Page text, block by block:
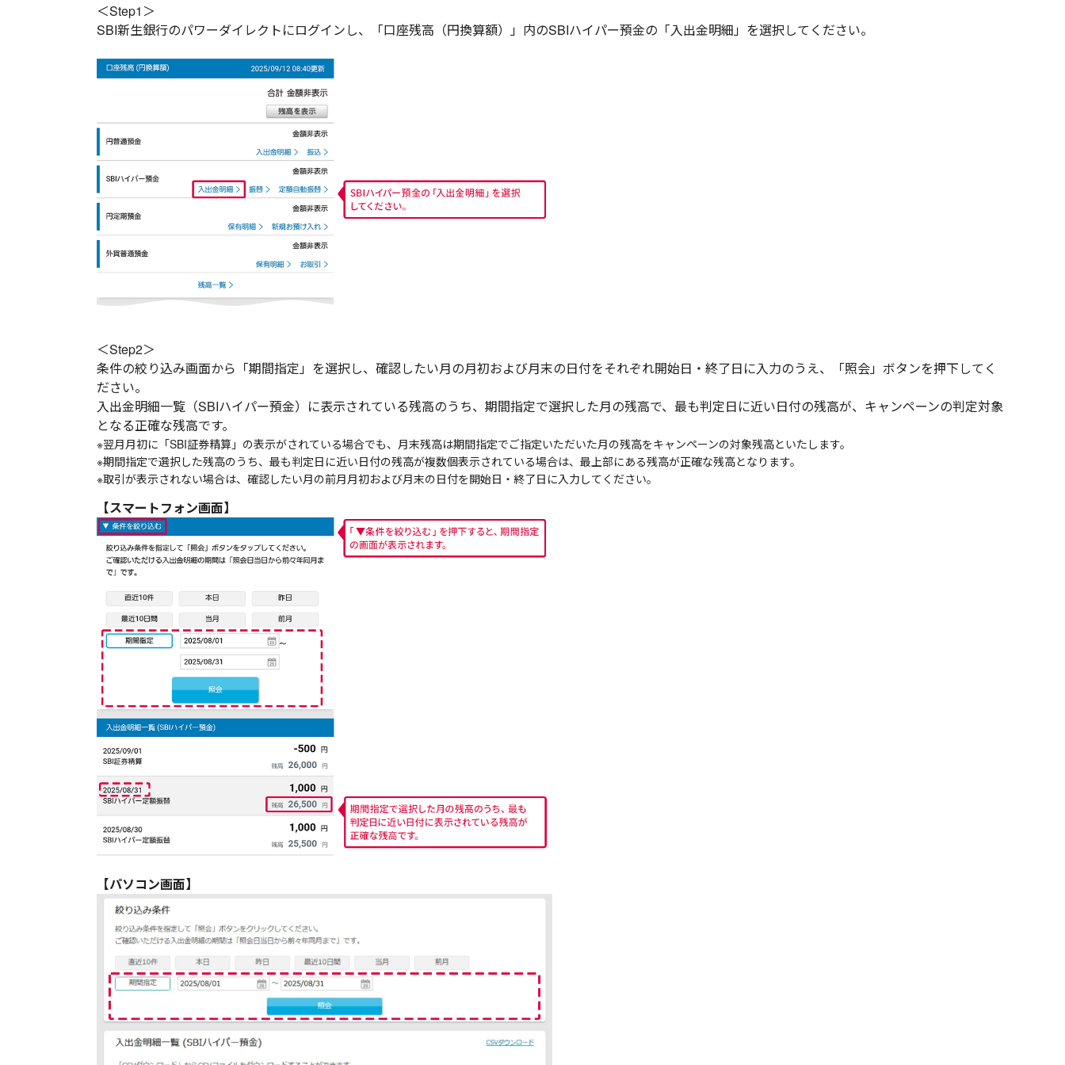
＜Step1＞
SBI新生銀行のパワーダイレクトにログインし、「口座残高（円換算額）」内のSBIハイパー預金の「入出金明細」を選択してください。
＜Step2＞
条件の絞り込み画面から「期間指定」を選択し、確認したい月の月初および月末の日付をそれぞれ開始日・終了日に入力のうえ、「照会」ボタンを押下してく
ださい。
入出金明細一覧（SBIハイパー預金）に表示されている残高のうち、期間指定で選択した月の残高で、最も判定日に近い日付の残高が、キャンペーンの判定対象
となる正確な残高です。
※翌月月初に「SBI証券精算」の表示がされている場合でも、月末残高は期間指定でご指定いただいた月の残高をキャンペーンの対象残高といたします。
※期間指定で選択した残高のうち、最も判定日に近い日付の残高が複数個表示されている場合は、最上部にある残高が正確な残高となります。
※取引が表示されない場合は、確認したい月の前月月初および月末の日付を開始日・終了日に入力してください。
【スマートフォン画面】
【パソコン画面】